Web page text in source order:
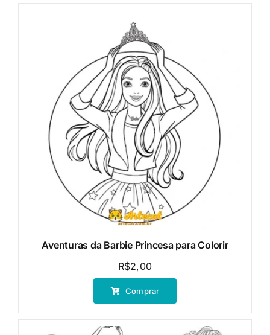
Aventuras da Barbie Princesa para Colorir
R$2,00
Comprar